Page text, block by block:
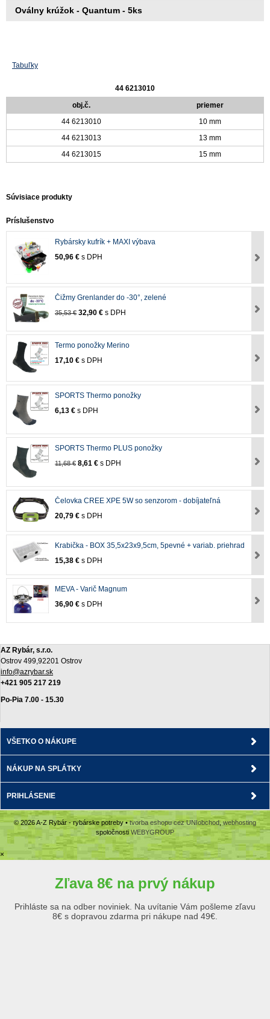
Oválny krúžok - Quantum - 5ks
Tabuľky
44 6213010
obj.č.
priemer
44 6213010
10 mm
44 6213013
13 mm
44 6213015
15 mm
Súvisiace produkty
Príslušenstvo
Rybársky kufrík + MAXI výbava
50,96 € s DPH
Čižmy Grenlander do -30°, zelené
35,53 € 32,90 € s DPH
Termo ponožky Merino
17,10 € s DPH
SPORTS Thermo ponožky
6,13 € s DPH
SPORTS Thermo PLUS ponožky
11,68 € 8,61 € s DPH
Čelovka CREE XPE 5W so senzorom - dobíjateľná
20,79 € s DPH
Krabička - BOX 35,5x23x9,5cm, 5pevné + variab. priehrad
15,38 € s DPH
MEVA - Varič Magnum
36,90 € s DPH
AZ Rybár, s.r.o.
Ostrov 499,92201 Ostrov
info@azrybar.sk
+421 905 217 219
Po-Pia 7.00 - 15.30
VŠETKO O NÁKUPE
NÁKUP NA SPLÁTKY
PRIHLÁSENIE
© 2026 A-Z Rybár - rybárske potreby •tvorba eshopu cez UNIobchod,webhosting
spoločnosti WEBYGROUP
×
Zľava 8€ na prvý nákup
Prihláste sa na odber noviniek. Na uvítanie Vám pošleme zľavu
8€ s dopravou zdarma pri nákupe nad 49€.